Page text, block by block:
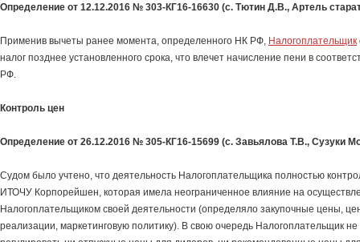
Определение от 12.12.2016 № 303-КГ16-16630 (с. Тютин Д.В., Артель
Применив вычеты ранее момента, определенного НК РФ, Налогоплательщик
налог позднее установленного срока, что влечет начисление пени в
РФ.
Контроль цен
Определение от 26.12.2016 № 305-КГ16-15699 (с. Завьялова Т.В., Сузуки
Судом было учтено, что деятельность Налогоплательщика полностью
ИТОЧУ Корпорейшен, которая имела неограниченное влияние на
Налогоплательщиком своей деятельности (определяло закупочные цены,
реализации, маркетинговую политику). В свою очередь Налогоплательщик